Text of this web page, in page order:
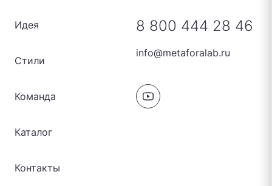
Идея
Стили
Команда
Каталог
Контакты
8 800 444 28 46
info@metaforalab.ru